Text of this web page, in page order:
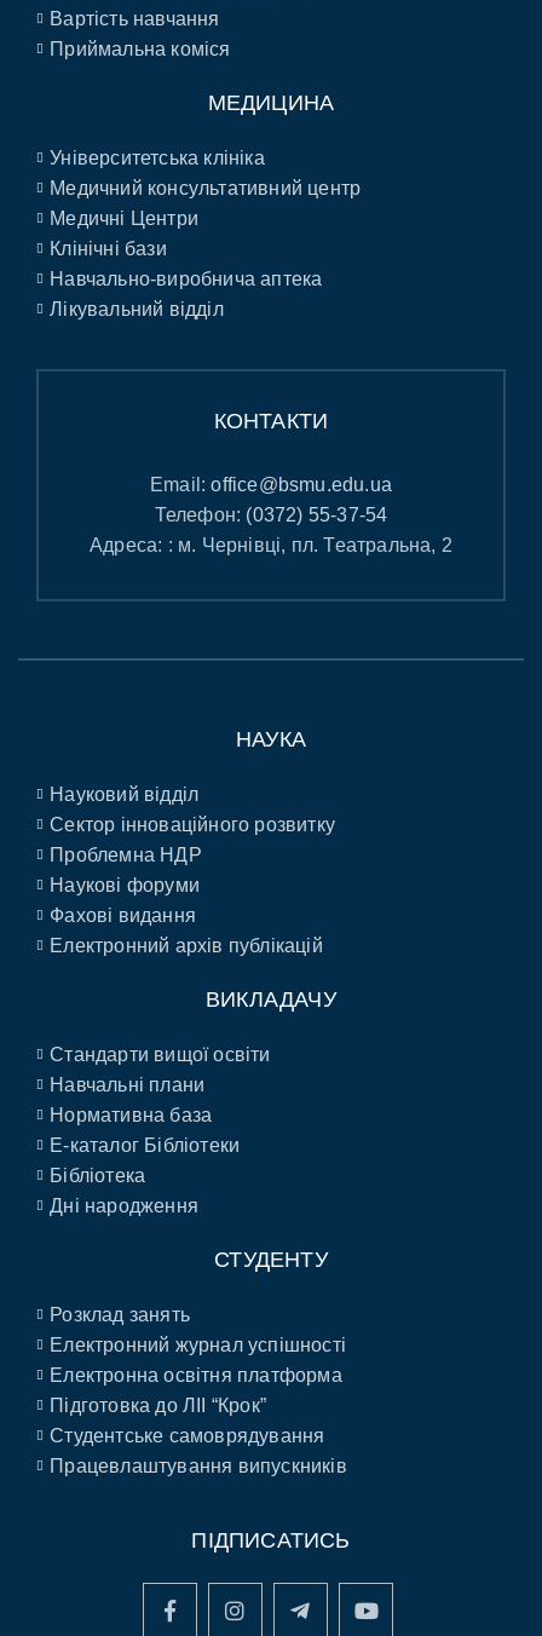
Вартість навчання
Приймальна коміся
МЕДИЦИНА
Університетська клініка
Медичний консультативний центр
Медичні Центри
Клінічні бази
Навчально-виробнича аптека
Лікувальний відділ
КОНТАКТИ
Email:office@bsmu.edu.ua
Телефон: (0372) 55-37-54
Адреса: : м. Чернівці, пл. Театральна, 2
НАУКА
Науковий відділ
Сектор інноваційного розвитку
Проблемна НДР
Наукові форуми
Фахові видання
Електронний архів публікацій
ВИКЛАДАЧУ
Стандарти вищої освіти
Навчальні плани
Нормативна база
E-каталог Бібліотеки
Бібліотека
Дні народження
СТУДЕНТУ
Розклад занять
Електронний журнал успішності
Електронна освітня платформа
Підготовка до ЛІІ “Крок”
Студентське самоврядування
Працевлаштування випускників
ПІДПИСАТИСЬ